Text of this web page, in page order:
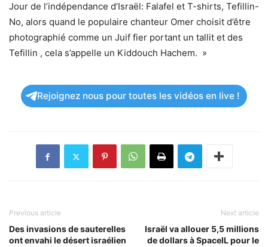
Jour de l’indépendance d’Israël: Falafel et T-shirts, Tefillin-
No, alors quand le populaire chanteur Omer choisit d’être
photographié comme un Juif fier portant un tallit et des
Tefillin , cela s’appelle un Kiddouch Hachem. »
Rejoignez nous pour toutes les vidéos en live !
Previous article
Des invasions de sauterelles
ont envahi le désert israélien
Next article
Israël va allouer 5,5 millions
de dollars à SpaceIL pour le